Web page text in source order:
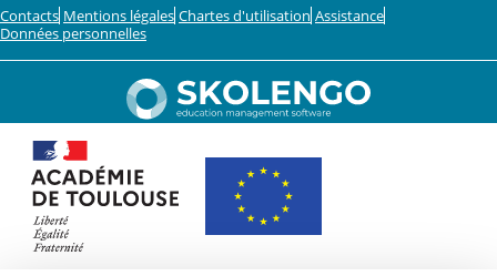
Contacts Mentions légales Chartes d'utilisation Assistance
Données personnelles